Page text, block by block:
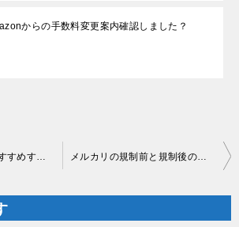
からの手数料変更案内確認しました？